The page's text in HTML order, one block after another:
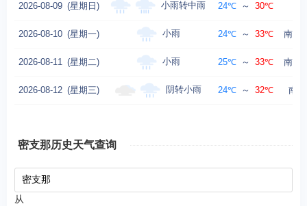
2026-08-09 (星期日) 小雨转中雨 24℃ ～ 30℃
2026-08-10 (星期一) 小雨 24℃ ～ 33℃ 南风
2026-08-11 (星期二) 小雨 25℃ ～ 33℃ 南风
2026-08-12 (星期三) 阴转小雨 24℃ ～ 32℃ 南
密支那历史天气查询
从